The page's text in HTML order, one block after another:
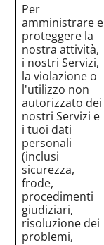
Per
amministrare e
proteggere la
nostra attività,
i nostri Servizi,
la violazione o
l'utilizzo non
autorizzato dei
nostri Servizi e
i tuoi dati
personali
(inclusi
sicurezza,
frode,
procedimenti
giudiziari,
risoluzione dei
problemi,